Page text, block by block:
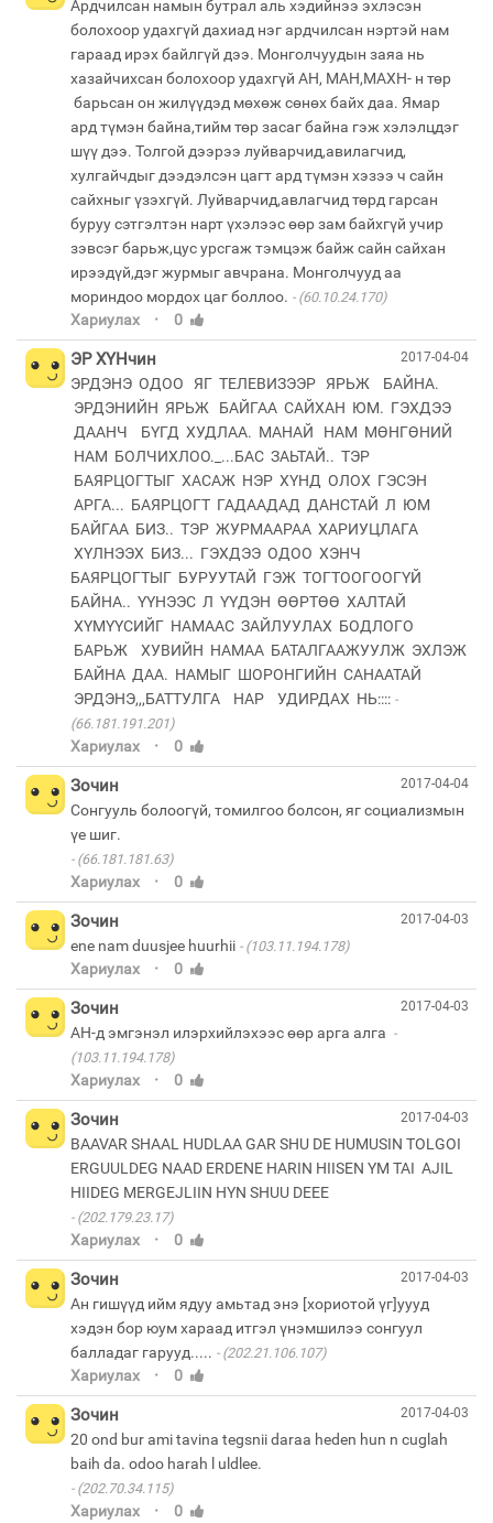
Ардчилсан намын бутрал аль хэдийнээ эхлэсэн
болохоор удахгүй дахиад нэг ардчилсан нэртэй нам
гараад ирэх байлгүй дээ. Монголчуудын заяа нь
хазайчихсан болохоор удахгүй АН, МАН,МАХН- н төр
барьсан он жилүүдэд мөхөж сөнөх байх даа. Ямар
ард түмэн байна,тийм төр засаг байна гэж хэлэлцдэг
шүү дээ. Толгой дээрээ луйварчид,авилагчид,
хулгайчдыг дээдэлсэн цагт ард түмэн хэзээ ч сайн
сайхныг үзэхгүй. Луйварчид,авлагчид төрд гарсан
буруу сэтгэлтэн нарт үхэлээс өөр зам байхгүй учир
зэвсэг барьж,цус урсгаж тэмцэж байж сайн сайхан
ирээдүй,дэг журмыг авчрана. Монголчууд аа
мориндоо мордох цаг боллоо.
(60.10.24.170)
Хариулах · 0
2017-04-04
ЭР ХҮНчин
ЭРДЭНЭ ОДОО ЯГ ТЕЛЕВИЗЭЭР ЯРЬЖ БАЙНА.
ЭРДЭНИЙН ЯРЬЖ БАЙГАА САЙХАН ЮМ. ГЭХДЭЭ
ДААНЧ БҮГД ХУДЛАА. МАНАЙ НАМ МӨНГӨНИЙ
НАМ БОЛЧИХЛОО._...БАС ЗАЬТАЙ.. ТЭР
БАЯРЦОГТЫГ ХАСАЖ НЭР ХҮНД ОЛОХ ГЭСЭН
АРГА... БАЯРЦОГТ ГАДААДАД ДАНСТАЙ Л ЮМ
БАЙГАА БИЗ.. ТЭР ЖУРМААРАА ХАРИУЦЛАГА
ХҮЛНЭЭХ БИЗ... ГЭХДЭЭ ОДОО ХЭНЧ
БАЯРЦОГТЫГ БУРУУТАЙ ГЭЖ ТОГТООГООГҮЙ
БАЙНА.. ҮҮНЭЭС Л ҮҮДЭН ӨӨРТӨӨ ХАЛТАЙ
ХҮМҮҮСИЙГ НАМААС ЗАЙЛУУЛАХ БОДЛОГО
БАРЬЖ ХУВИЙН НАМАА БАТАЛГААЖУУЛЖ ЭХЛЭЖ
БАЙНА ДАА. НАМЫГ ШОРОНГИЙН САНААТАЙ
ЭРДЭНЭ,,,БАТТУЛГА НАР УДИРДАХ НЬ::::
(66.181.191.201)
Хариулах · 0
2017-04-04
Зочин
Сонгууль болоогүй, томилгоо болсон, яг социализмын
(66.181.181.63)
Хариулах · 0
2017-04-03
Зочин
ene nam duusjee huurhii (103.11.194.178)
Хариулах · 0
2017-04-03
Зочин
АН-д эмгэнэл илэрхийлэхээс өөр арга алга
(103.11.194.178)
Хариулах · 0
2017-04-03
Зочин
BAAVAR SHAAL HUDLAA GAR SHU DE HUMUSIN TOLGOI
ERGUULDEG NAAD ERDENE HARIN HIISEN YM TAI AJIL
HIIDEG MERGEJLIIN HYN SHUU DEEE
(202.179.23.17)
Хариулах · 0
2017-04-03
Зочин
Ан гишүүд ийм ядуу амьтад энэ [хориотой үг]уууд
хэдэн бор юум хараад итгэл үнэмшилээ сонгуул
балладаг гарууд.....
(202.21.106.107)
Хариулах · 0
2017-04-03
Зочин
20 ond bur ami tavina tegsnii daraa heden hun n cuglah
(202.70.34.115)
Хариулах · 0